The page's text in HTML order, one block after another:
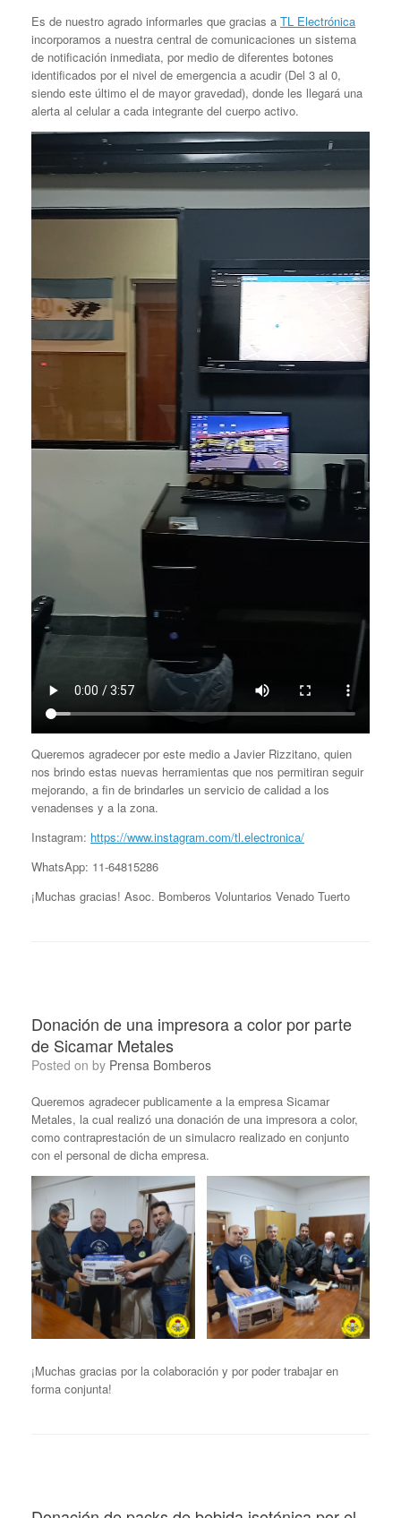
Es de nuestro agrado informarles que gracias a TL Electrónica
incorporamos a nuestra central de comunicaciones un sistema
de notificación inmediata, por medio de diferentes botones
identificados por el nivel de emergencia a acudir (Del 3 al 0,
siendo este último el de mayor gravedad), donde les llegará una
alerta al celular a cada integrante del cuerpo activo.
Queremos agradecer por este medio a Javier Rizzitano, quien
nos brindo estas nuevas herramientas que nos permitiran seguir
mejorando, a fin de brindarles un servicio de calidad a los
venadenses y a la zona.
Instagram: https://www.instagram.com/tl.electronica/
WhatsApp: 11-64815286
¡Muchas gracias! Asoc. Bomberos Voluntarios Venado Tuerto
Donación de una impresora a color por parte
de Sicamar Metales
Posted on by Prensa Bomberos
Queremos agradecer publicamente a la empresa Sicamar
Metales, la cual realizó una donación de una impresora a color,
como contraprestación de un simulacro realizado en conjunto
con el personal de dicha empresa.
¡Muchas gracias por la colaboración y por poder trabajar en
forma conjunta!